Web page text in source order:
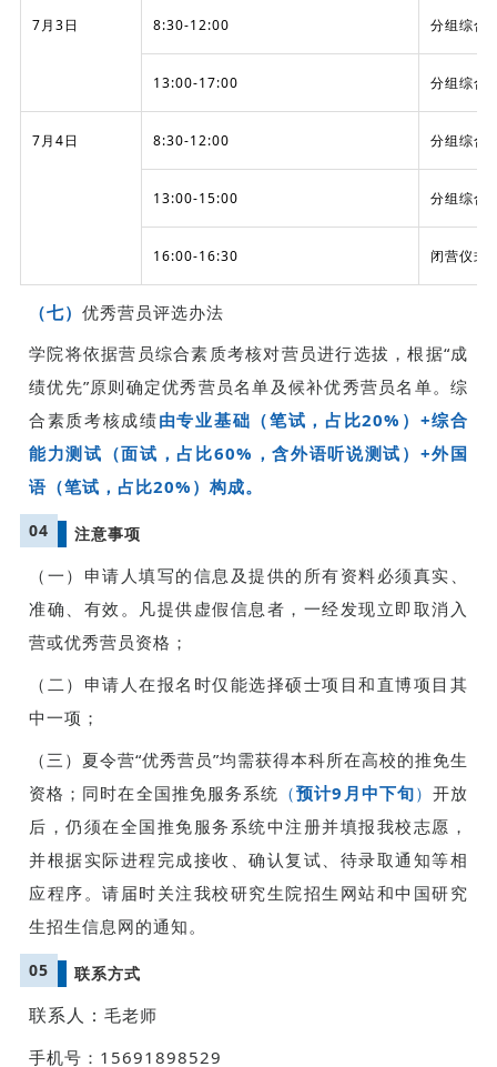
7月3日 8:30-12:00 分组综合
13:00-17:00 分组综合
7月4日 8:30-12:00 分组综合
13:00-15:00 分组综合
16:00-16:30 闭营仪式
（七） 优秀营员评选办法
学院将依据营员综合素质考核对营员进行选拔，根据“成
绩优先”原则确定优秀营员名单及候补优秀营员名单。综
合素质考核成绩由专业基础（笔试，占比20%）+综合
能力测试（面试，占比60%，含外语听说测试）+外国
语（笔试，占比20%）构成。
04 注意事项
（一）申请人填写的信息及提供的所有资料必须真实、
准确、有效。凡提供虚假信息者，一经发现立即取消入
营或优秀营员资格；
（二）申请人在报名时仅能选择硕士项目和直博项目其
中一项；
（三）夏令营“优秀营员”均需获得本科所在高校的推免生
资格；同时在全国推免服务系统 （预计9月中下旬） 开放
后，仍须在全国推免服务系统中注册并填报我校志愿，
并根据实际进程完成接收、确认复试、待录取通知等相
应程序。请届时关注我校研究生院招生网站和中国研究
生招生信息网的通知。
05 联系方式
联系人： 毛老师
手机号：15691898529